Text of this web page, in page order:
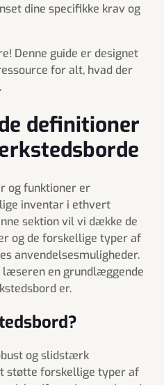
dine specifikke krav og
Denne guide er designet
for alt, hvad der
definitioner
og funktioner er
inventar i ethvert
sektion vil vi dække de
og de forskellige typer af
anvendelsesmuligheder.
en grundlæggende
er.
og slidstærk
støtte forskellige typer af